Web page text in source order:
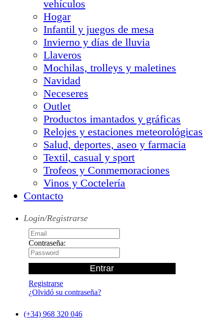
vehículos
Hogar
Infantil y juegos de mesa
Invierno y días de lluvia
Llaveros
Mochilas, trolleys y maletines
Navidad
Neceseres
Outlet
Productos imantados y gráficas
Relojes y estaciones meteorológicas
Salud, deportes, aseo y farmacia
Textil, casual y sport
Trofeos y Conmemoraciones
Vinos y Coctelería
Contacto
Login/Registrarse
Contraseña:
Registrarse
¿Olvidó su contraseña?
(+34) 968 320 046